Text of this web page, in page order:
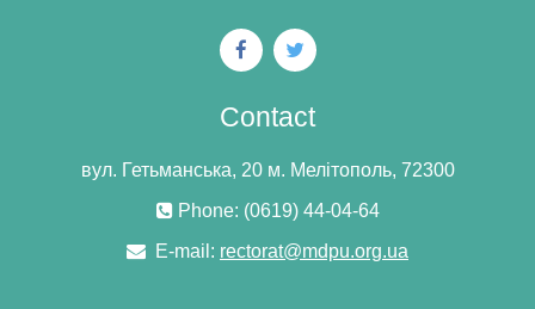
Contact
вул. Гетьманська, 20 м. Мелітополь, 72300
Phone: (0619) 44-04-64
E-mail: rectorat@mdpu.org.ua